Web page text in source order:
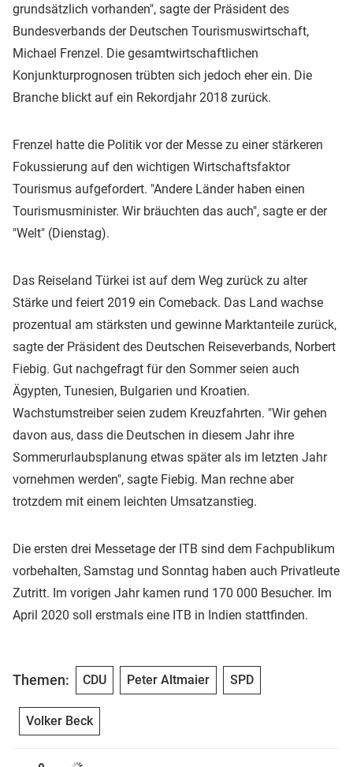
grundsätzlich vorhanden", sagte der Präsident des
Bundesverbands der Deutschen Tourismuswirtschaft,
Michael Frenzel. Die gesamtwirtschaftlichen
Konjunkturprognosen trübten sich jedoch eher ein. Die
Branche blickt auf ein Rekordjahr 2018 zurück.
Frenzel hatte die Politik vor der Messe zu einer stärkeren
Fokussierung auf den wichtigen Wirtschaftsfaktor
Tourismus aufgefordert. "Andere Länder haben einen
Tourismusminister. Wir bräuchten das auch", sagte er der
"Welt" (Dienstag).
Das Reiseland Türkei ist auf dem Weg zurück zu alter
Stärke und feiert 2019 ein Comeback. Das Land wachse
prozentual am stärksten und gewinne Marktanteile zurück,
sagte der Präsident des Deutschen Reiseverbands, Norbert
Fiebig. Gut nachgefragt für den Sommer seien auch
Ägypten, Tunesien, Bulgarien und Kroatien.
Wachstumstreiber seien zudem Kreuzfahrten. "Wir gehen
davon aus, dass die Deutschen in diesem Jahr ihre
Sommerurlaubsplanung etwas später als im letzten Jahr
vornehmen werden", sagte Fiebig. Man rechne aber
trotzdem mit einem leichten Umsatzanstieg.
Die ersten drei Messetage der ITB sind dem Fachpublikum
vorbehalten, Samstag und Sonntag haben auch Privatleute
Zutritt. Im vorigen Jahr kamen rund 170 000 Besucher. Im
April 2020 soll erstmals eine ITB in Indien stattfinden.
Themen: CDU Peter Altmaier SPD
Volker Beck